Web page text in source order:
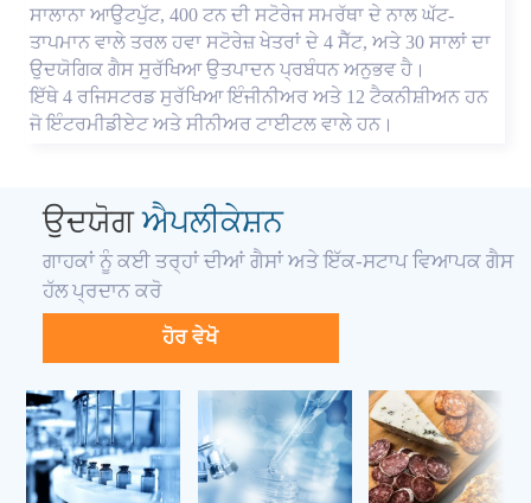
ਸਾਲਾਨਾ ਆਉਟਪੁੱਟ, 400 ਟਨ ਦੀ ਸਟੋਰੇਜ ਸਮਰੱਥਾ ਦੇ ਨਾਲ ਘੱਟ-
ਤਾਪਮਾਨ ਵਾਲੇ ਤਰਲ ਹਵਾ ਸਟੋਰੇਜ਼ ਖੇਤਰਾਂ ਦੇ 4 ਸੈੱਟ, ਅਤੇ 30 ਸਾਲਾਂ ਦਾ
ਉਦਯੋਗਿਕ ਗੈਸ ਸੁਰੱਖਿਆ ਉਤਪਾਦਨ ਪ੍ਰਬੰਧਨ ਅਨੁਭਵ ਹੈ।
ਇੱਥੇ 4 ਰਜਿਸਟਰਡ ਸੁਰੱਖਿਆ ਇੰਜੀਨੀਅਰ ਅਤੇ 12 ਟੈਕਨੀਸ਼ੀਅਨ ਹਨ
ਜੋ ਇੰਟਰਮੀਡੀਏਟ ਅਤੇ ਸੀਨੀਅਰ ਟਾਈਟਲ ਵਾਲੇ ਹਨ।
ਉਦਯੋਗਐਪਲੀਕੇਸ਼ਨ
ਗਾਹਕਾਂ ਨੂੰ ਕਈ ਤਰ੍ਹਾਂ ਦੀਆਂ ਗੈਸਾਂ ਅਤੇ ਇੱਕ-ਸਟਾਪ ਵਿਆਪਕ ਗੈਸ
ਹੱਲ ਪ੍ਰਦਾਨ ਕਰੋ
ਹੋਰ ਵੇਖੋ